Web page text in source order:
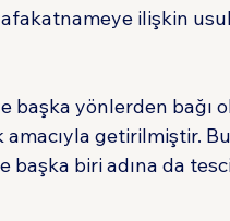
ilişkin
başka yönlerden bağı
getirilmiştir.
biri adına da